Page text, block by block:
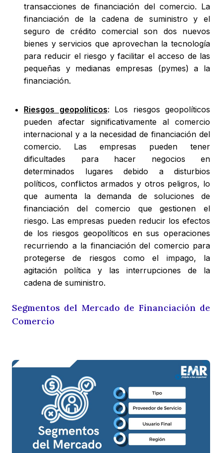
transacciones de financiación del comercio. La
financiación de la cadena de suministro y el
seguro de crédito comercial son dos nuevos
bienes y servicios que aprovechan la tecnología
para reducir el riesgo y facilitar el acceso de las
pequeñas y medianas empresas (pymes) a la
financiación.
Riesgos geopolíticos: Los riesgos geopolíticos
pueden afectar significativamente al comercio
internacional y a la necesidad de financiación del
comercio. Las empresas pueden tener
dificultades para hacer negocios en
determinados lugares debido a disturbios
políticos, conflictos armados y otros peligros, lo
que aumenta la demanda de soluciones de
financiación del comercio que gestionen el
riesgo. Las empresas pueden reducir los efectos
de los riesgos geopolíticos en sus operaciones
recurriendo a la financiación del comercio para
protegerse de riesgos como el impago, la
agitación política y las interrupciones de la
cadena de suministro.
Segmentos del Mercado de Financiación de
Comercio